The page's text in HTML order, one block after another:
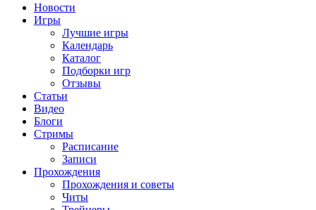
Новости
Игры
Лучшие игры
Календарь
Каталог
Подборки игр
Отзывы
Статьи
Видео
Блоги
Стримы
Расписание
Записи
Прохождения
Прохождения и советы
Читы